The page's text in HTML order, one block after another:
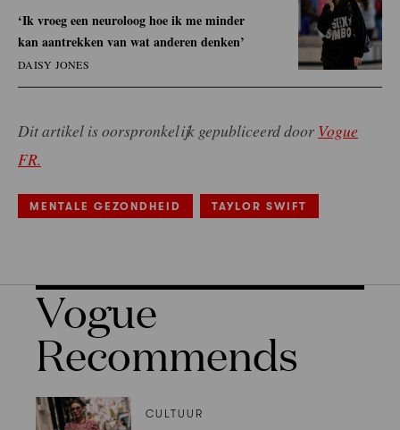
‘Ik vroeg een neuroloog hoe ik me minder
kan aantrekken van wat anderen denken’
DAISY JONES
Dit artikel is oorspronkelijk gepubliceerd door Vogue
FR.
MENTALE GEZONDHEID TAYLOR SWIFT
Vogue
Recommends
CULTUUR